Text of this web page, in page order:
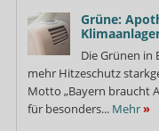
Staphylococcus aureus: Der
Hautinfektionen, Endokarditis und zu
Nahrungsmitteln zu einer
Grüne:
Die Grünen in
mehr Hitzeschutz
Motto „Bayern braucht
für besonders... Mehr»